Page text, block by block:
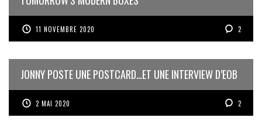
11 NOVEMBRE 2020 2
JONNY POSTE UNE POSTCARD…ET UNE INTERVIEW D’EOB
2 MAI 2020 2